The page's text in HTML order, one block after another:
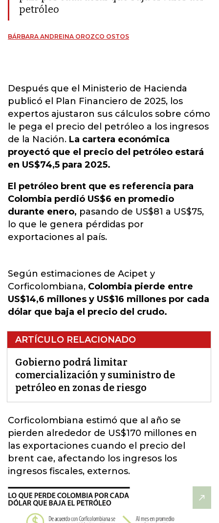
petróleo
BÁRBARA ANDREINA OROZCO OSTOS
Después que el Ministerio de Hacienda
publicó el Plan Financiero de 2025, los
expertos ajustaron sus cálculos sobre cómo
le pega el precio del petróleo a los ingresos
de la Nación. La cartera económica
proyectó que el precio del petróleo estará
en US$74,5 para 2025.
El petróleo brent que es referencia para
Colombia perdió US$6 en promedio
durante enero, pasando de US$81 a US$75,
lo que le genera pérdidas por
exportaciones al país.
Según estimaciones de Acipet y
Corficolombiana, Colombia pierde entre
US$14,6 millones y US$16 millones por cada
dólar que baja el precio del crudo.
ARTÍCULO RELACIONADO
Gobierno podrá limitar
comercialización y suministro de
petróleo en zonas de riesgo
Corficolombiana estimó que al año se
pierden alrededor de US$170 millones en
las exportaciones cuando el precio del
brent cae, afectando los ingresos los
ingresos fiscales, externos.